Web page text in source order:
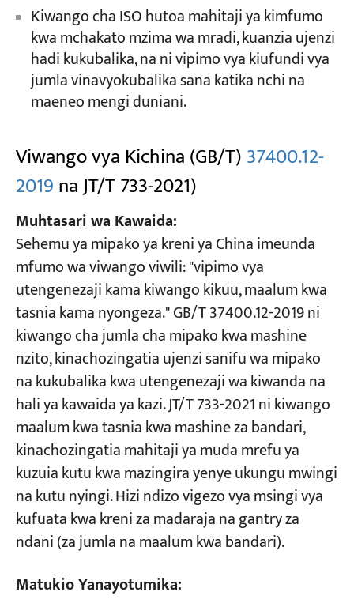
Kiwango cha ISO hutoa mahitaji ya kimfumo
kwa mchakato mzima wa mradi, kuanzia ujenzi
hadi kukubalika, na ni vipimo vya kiufundi vya
jumla vinavyokubalika sana katika nchi na
maeneo mengi duniani.
Viwango vya Kichina (GB/T)37400.12-
2019na JT/T 733-2021)
Muhtasari wa Kawaida:
Sehemu ya mipako ya kreni ya China imeunda
mfumo wa viwango viwili: "vipimo vya
utengenezaji kama kiwango kikuu, maalum kwa
tasnia kama nyongeza." GB/T 37400.12-2019 ni
kiwango cha jumla cha mipako kwa mashine
nzito, kinachozingatia ujenzi sanifu wa mipako
na kukubalika kwa utengenezaji wa kiwanda na
hali ya kawaida ya kazi. JT/T 733-2021 ni kiwango
maalum kwa tasnia kwa mashine za bandari,
kinachozingatia mahitaji ya muda mrefu ya
kuzuia kutu kwa mazingira yenye ukungu mwingi
na kutu nyingi. Hizi ndizo vigezo vya msingi vya
kufuata kwa kreni za madaraja na gantry za
ndani (za jumla na maalum kwa bandari).
Matukio Yanayotumika: